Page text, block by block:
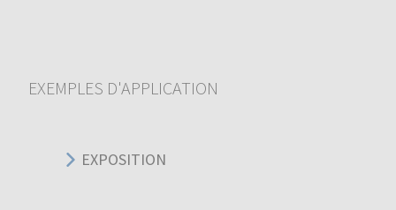
EXEMPLES D'APPLICATION
EXPOSITION